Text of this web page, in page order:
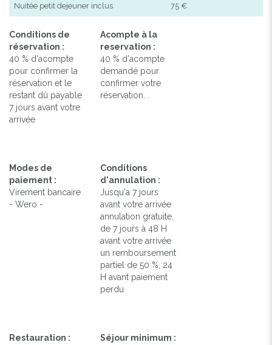
Nuitée petit dejeuner inclus 75 €
Conditions de
réservation :
40 % d'acompte
pour confirmer la
réservation et le
restant dû payable
7 jours avant votre
arrivée
Acompte à la
reservation :
40 % d'acompte
demandé pour
confirmer votre
réservation. .
Modes de
paiement :
Virement bancaire
- Wero -
Conditions
d'annulation :
Jusqu'a 7 jours
avant votre arrivée
annulation gratuite,
de 7 jours à 48 H
avant votre arrivée
un remboursement
partiel de 50 %, 24
H avant paiement
perdu
Restauration :
Séjour minimum :